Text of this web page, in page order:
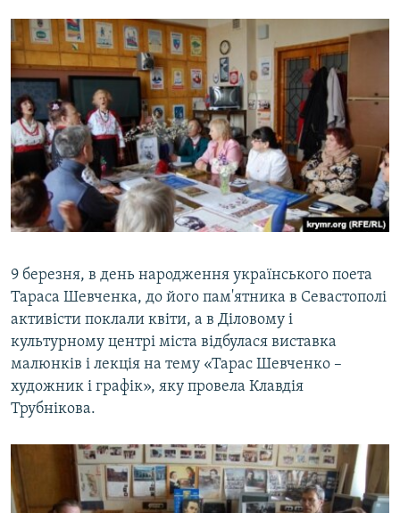
9 березня, в день народження українського поета
Тараса Шевченка, до його пам'ятника в Севастополі
активісти поклали квіти, а в Діловому і
культурному центрі міста відбулася виставка
малюнків і лекція на тему «Тарас Шевченко –
художник і графік», яку провела Клавдія
Трубнікова.